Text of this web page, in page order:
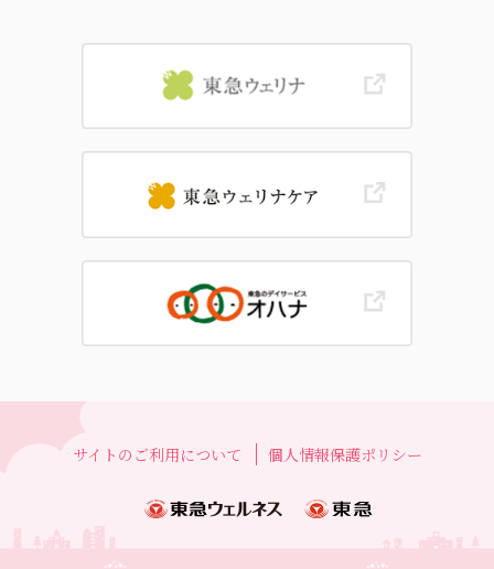
サイトのご利用について 個人情報保護ポリシー